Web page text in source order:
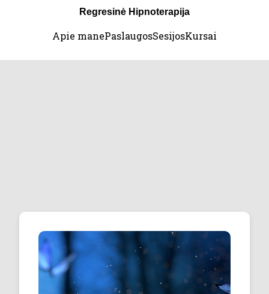
Regresinė Hipnoterapija
Apie manePaslaugosSesijosKursai